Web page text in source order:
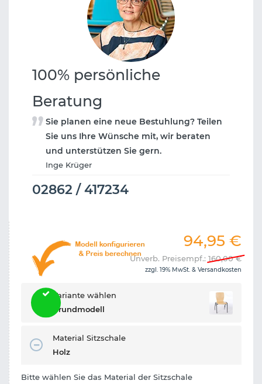
100% persönliche
Beratung
Sie planen eine neue Bestuhlung? Teilen
Sie uns Ihre Wünsche mit, wir beraten
und unterstützen Sie gern.
Inge Krüger
02862 / 417234
94,95 €
Unverb. Preisempf.: 160,00€
zzgl. 19% MwSt. & Versandkosten
Variante wählen
Grundmodell
Material Sitzschale
Holz
Bitte wählen Sie das Material der Sitzschale